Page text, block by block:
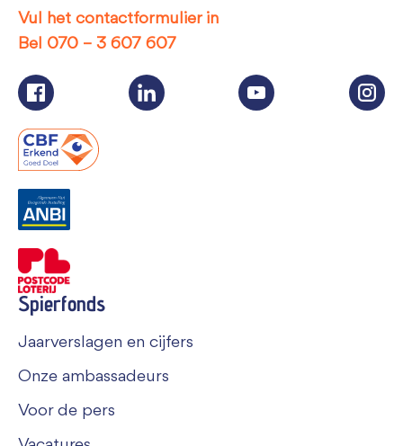
Vul het contactformulier in
Bel 070 – 3 607 607
Spierfonds
Jaarverslagen en cijfers
Onze ambassadeurs
Voor de pers